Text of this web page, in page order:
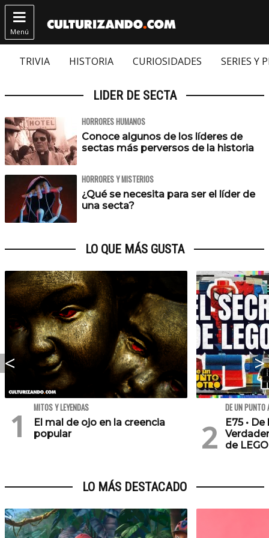

Menú
TRIVIA HISTORIA CURIOSIDADES SERIES Y
LIDER DE SECTA
HORRORES HUMANOS
Conoce algunos de los líderes de
sectas más perversos de la historia
HORRORES Y MISTERIOS
¿Qué se necesita para ser el líder de
una secta?
LO QUE MÁS GUSTA
MITOS Y LEYENDAS
El mal de ojo en la creencia
popular
DE UN PUNTO
E75 •
de
LO MÁS DESTACADO